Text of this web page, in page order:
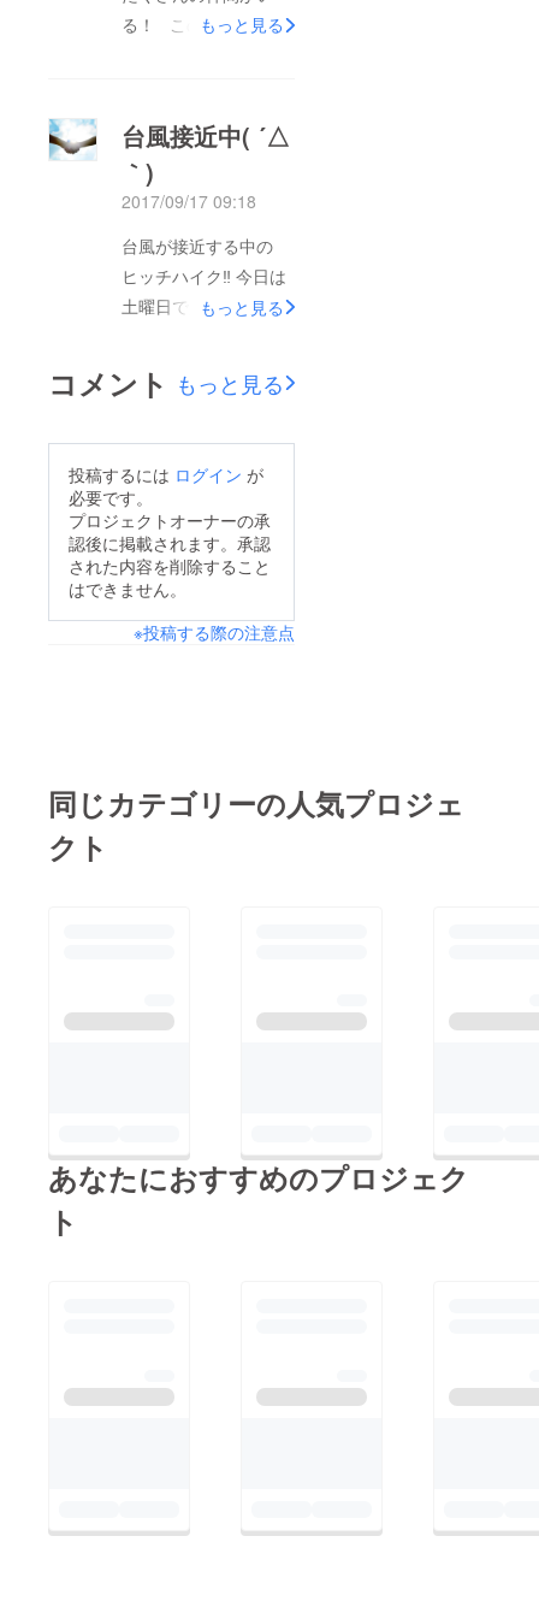
さい ↓
http://maririn1222.hat
る！ この旅で出会っ
るので、また見てくだ
さい‼️
http://maririn1222.hat
enadiary.jp/
もっと見る
台風接近中( ´△
｀)
2017/09/17 09:18
台風が接近する中の
ヒッチハイク‼️ 今日は
土曜日で人も多いが、
ヒッチハイクは少し苦
戦_(┐「ε:)_ でも、今
プルみなさんお互いの
パートナーをとても大
切に思い合ってるって
こと♡ そこには互い
ぎない愛があり、人の
｀) ブログ更新したの
でまた見てください
値face#完全個室face#
もっと見る
コメント もっと見る
投稿するには ログイン が
必要です。
プロジェクトオーナーの承
認後に掲載されます。承認
された内容を削除すること
はできません。
※投稿する際の注意点
同じカテゴリーの人気プロジェ
クト
あなたにおすすめのプロジェク
ト